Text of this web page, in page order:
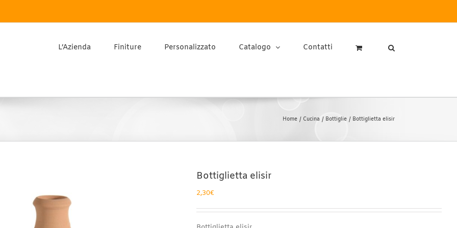
L’Azienda Finiture Personalizzato Catalogo Contatti
Home Cucina Bottiglie Bottiglietta elisir
Bottiglietta elisir
2,30€